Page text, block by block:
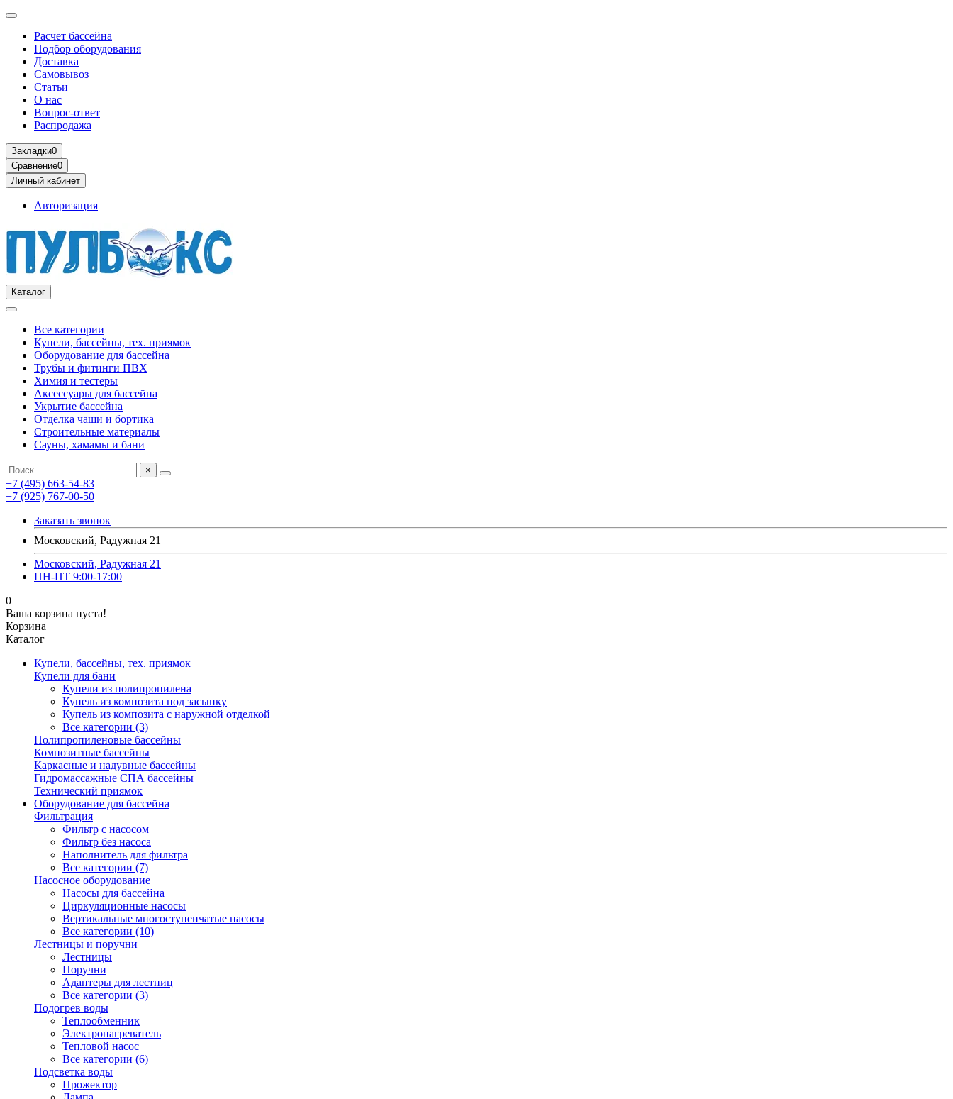
Расчет бассейна
Подбор оборудования
Доставка
Самовывоз
Статьи
О нас
Вопрос-ответ
Распродажа
Закладки0
Сравнение0
Личный кабинет
Авторизация
Каталог
Все категории
Купели, бассейны, тех. приямок
Оборудование для бассейна
Трубы и фитинги ПВХ
Химия и тестеры
Аксессуары для бассейна
Укрытие бассейна
Отделка чаши и бортика
Строительные материалы
Сауны, хамамы и бани
×
+7 (495) 663-54-83
+7 (925) 767-00-50
Заказать звонок
Московский, Радужная 21
Московский, Радужная 21
ПН-ПТ 9:00-17:00
0
Ваша корзина пуста!
Корзина
Каталог
Купели, бассейны, тех. приямок
Купели для бани
Купели из полипропилена
Купель из композита под засыпку
Купель из композита с наружной отделкой
Все категории (3)
Полипропиленовые бассейны
Композитные бассейны
Каркасные и надувные бассейны
Гидромассажные СПА бассейны
Технический приямок
Оборудование для бассейна
Фильтрация
Фильтр с насосом
Фильтр без насоса
Наполнитель для фильтра
Все категории (7)
Насосное оборудование
Насосы для бассейна
Циркуляционные насосы
Вертикальные многоступенчатые насосы
Все категории (10)
Лестницы и поручни
Лестницы
Поручни
Адаптеры для лестниц
Все категории (3)
Подогрев воды
Теплообменник
Электронагреватель
Тепловой насос
Все категории (6)
Подсветка воды
Прожектор